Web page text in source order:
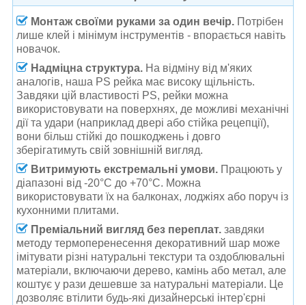
Монтаж своїми руками за один вечір. Потрібен
лише клей і мінімум інструментів - впорається навіть
новачок.
Надміцна структура. На відміну від м'яких
аналогів, наша PS рейка має високу щільність.
Завдяки цій властивості PS, рейки можна
використовувати на поверхнях, де можливі механічні
дії та удари (наприклад двері або стійка рецепції),
вони більш стійкі до пошкоджень і довго
зберігатимуть свій зовнішній вигляд.
Витримують екстремальні умови. Працюють у
діапазоні від -20°C до +70°C. Можна
використовувати їх на балконах, лоджіях або поруч із
кухонними плитами.
Преміальний вигляд без переплат. завдяки
методу термоперенесення декоративний шар може
імітувати різні натуральні текстури та оздоблювальні
матеріали, включаючи дерево, камінь або метал, але
коштує у рази дешевше за натуральні матеріали. Це
дозволяє втілити будь-які дизайнерські інтер'єрні